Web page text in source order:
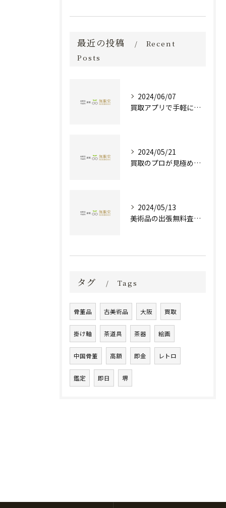
最近の投稿
Recent
Posts
2024/06/07
買取アプリで手軽に現金化！あなたの不要品が宝物に変わる方法とは？
2024/05/21
買取のプロが見極める！骨董品の価値と査定とは？
2024/05/13
美術品の出張無料査定 | 一万点以上の実績で信頼の骨董品買取専門店
タグ Tags
骨董品 古美術品 大阪 買取
掛け軸 茶道具 茶器 絵画
中国骨董 高額 即金 レトロ
鑑定 即日 堺